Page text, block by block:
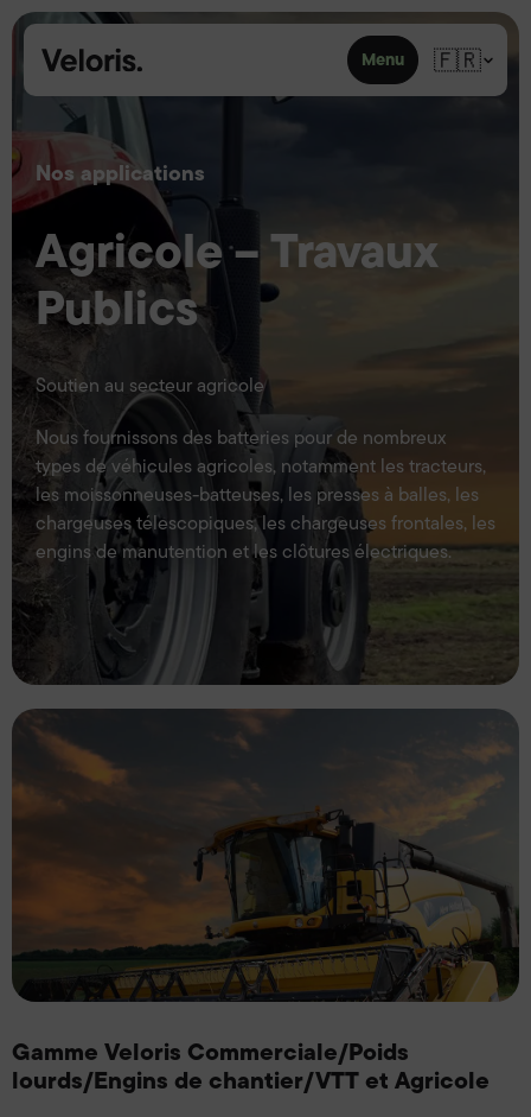
Skip to content
Menu 🇫🇷
Nos applications
Agricole – Travaux
Publics
Soutien au secteur agricole
Nous fournissons des batteries pour de nombreux
types de véhicules agricoles, notamment les tracteurs,
les moissonneuses-batteuses, les presses à balles, les
chargeuses télescopiques, les chargeuses frontales, les
engins de manutention et les clôtures électriques.
Gamme Veloris Commerciale/Poids
lourds/Engins de chantier/VTT et Agricole